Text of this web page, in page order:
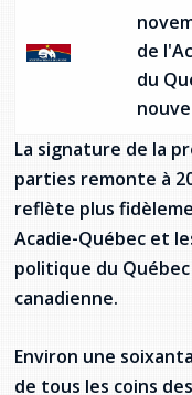
Jeux de la
Forum jeunesse
Festival
Assemblée
Gestes et
Admission au
Ressources
Formulaires de
Lois
Commission des
Terre-Neuve-et-
Acheter un
neuf
Offres d'emploi
Législation
L'Aide juridique
Labrador
Qu'est-ce que
Bureaux de
Répertoire des
française
Règlement Quiz
Continuons en
Guide du
Annuaire de
Offres Actives
Santé mentale
Société Santé en
Travailler en
Répertoire des
Services en
Ma langue,
Carte des
2SLGBTQIA+
de
du
La signature de la
parties remonte à
reflète plus
Acadie-Québec et
politique du
canadienne.
Environ une
de tous les coins